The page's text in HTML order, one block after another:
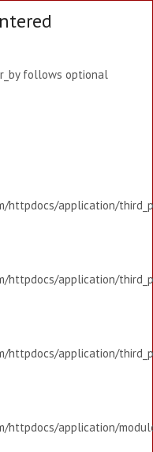
follows optional
httpdocs/application/
httpdocs/application/
httpdocs/application/
httpdocs/application/